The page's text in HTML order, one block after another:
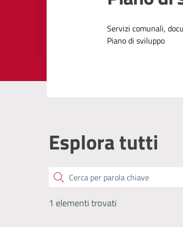
Dettagli
Servizi comunali,
Piano di sviluppo
Esplora tutti
Cerca
1 elementi trovati